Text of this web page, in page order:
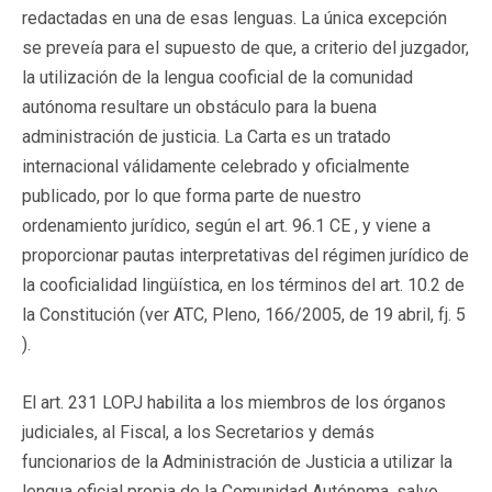
redactadas en una de esas lenguas. La única excepción
se preveía para el supuesto de que, a criterio del juzgador,
la utilización de la lengua cooficial de la comunidad
autónoma resultare un obstáculo para la buena
administración de justicia. La Carta es un tratado
internacional válidamente celebrado y oficialmente
publicado, por lo que forma parte de nuestro
ordenamiento jurídico, según el art. 96.1 CE , y viene a
proporcionar pautas interpretativas del régimen jurídico de
la cooficialidad lingüística, en los términos del art. 10.2 de
la Constitución (ver ATC, Pleno, 166/2005, de 19 abril, fj. 5
).
El art. 231 LOPJ habilita a los miembros de los órganos
judiciales, al Fiscal, a los Secretarios y demás
funcionarios de la Administración de Justicia a utilizar la